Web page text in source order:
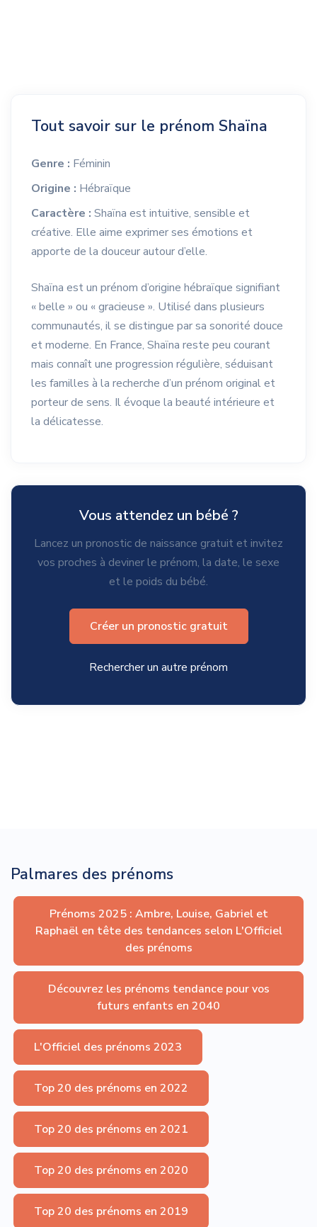
Tout savoir sur le prénom Shaïna
Genre : Féminin
Origine : Hébraïque
Caractère : Shaïna est intuitive, sensible et
créative. Elle aime exprimer ses émotions et
apporte de la douceur autour d’elle.
Shaïna est un prénom d’origine hébraïque signifiant
« belle » ou « gracieuse ». Utilisé dans plusieurs
communautés, il se distingue par sa sonorité douce
et moderne. En France, Shaïna reste peu courant
mais connaît une progression régulière, séduisant
les familles à la recherche d’un prénom original et
porteur de sens. Il évoque la beauté intérieure et
la délicatesse.
Vous attendez un bébé ?
Lancez un pronostic de naissance gratuit et invitez
vos proches à deviner le prénom, la date, le sexe
et le poids du bébé.
Créer un pronostic gratuit
Rechercher un autre prénom
Palmares des prénoms
Prénoms 2025 : Ambre, Louise, Gabriel et
Raphaël en tête des tendances selon L'Officiel
des prénoms
Découvrez les prénoms tendance pour vos
futurs enfants en 2040
L'Officiel des prénoms 2023
Top 20 des prénoms en 2022
Top 20 des prénoms en 2021
Top 20 des prénoms en 2020
Top 20 des prénoms en 2019